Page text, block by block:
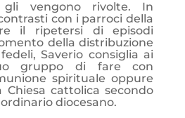
gli vengono rivolte. In
con i parroci della
il ripetersi di episodi
della distribuzione
Saverio consiglia ai
gruppo di fare con
spirituale oppure
cattolica secondo
diocesano.